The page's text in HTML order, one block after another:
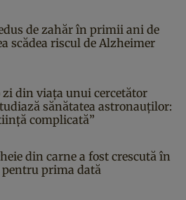
de zahăr în primii ani de
scădea riscul de Alzheimer
zi din viața unui cercetător
sănătatea astronauților:
complicată”
din carne a fost crescută în
pentru prima dată